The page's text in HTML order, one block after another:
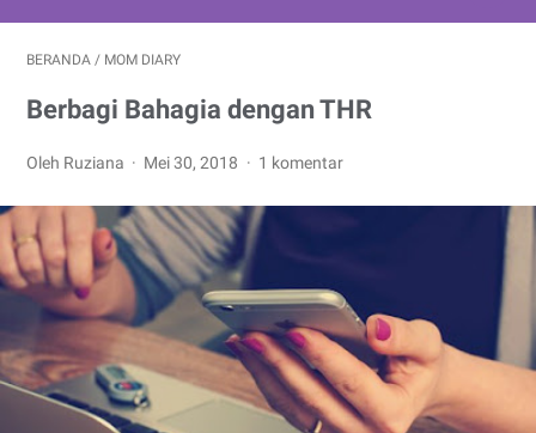
BERANDA / MOM DIARY
Berbagi Bahagia dengan THR
Oleh Ruziana Mei 30, 2018 1 komentar